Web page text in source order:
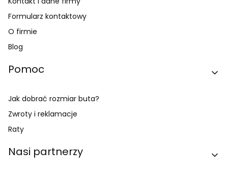
Formularz kontaktowy
O firmie
Blog
Pomoc
Jak dobrać rozmiar buta?
Zwroty i reklamacje
Raty
Nasi partnerzy